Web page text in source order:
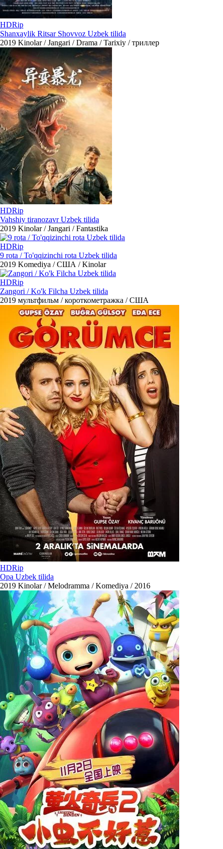
HDRip
Shanxaylik Ritsar Shovvoz Uzbek tilida
2019 Kinolar / Jangari / Drama / Tarixiy / триллер
HDRip
Vahshiy tiranozavr Uzbek tilida
2019 Kinolar / Jangari / Fantastika
HDRip
9 rota / To'qqizinchi rota Uzbek tilida
2019 Komediya / США / Kinolar
HDRip
Zangori / Ko'k Filcha Uzbek tilida
2019 мультфильм / короткометражка / США
HDRip
Opa Uzbek tilida
2019 Kinolar / Melodramma / Komediya / 2016